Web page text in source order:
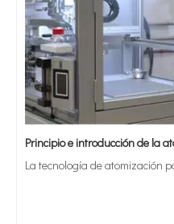
La tecnología de atomización